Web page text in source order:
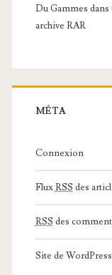
Du Gammes dans
archive RAR
MÉTA
Connexion
FluxRSS des
RSS des
Site de